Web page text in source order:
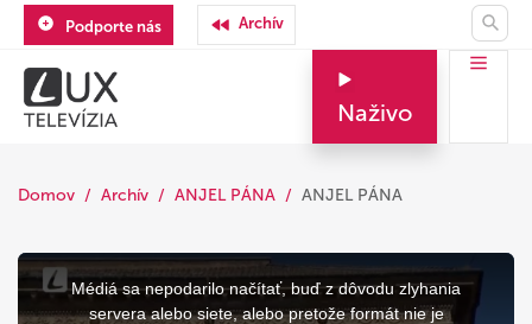
Podporte nás Archív
Naživo
Domov Archív ANJEL PÁNA ANJEL PÁNA
This
modal
Médiá sa nepodarilo načítať, buď z dôvodu zlyhania
servera alebo siete, alebo pretože formát nie je